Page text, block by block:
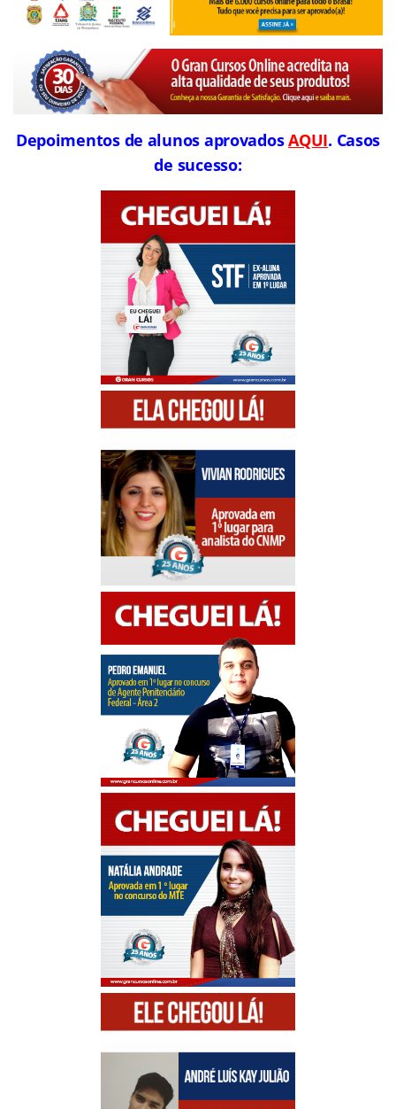
Depoimentos de alunos aprovadosAQUI. Casos
de sucesso: